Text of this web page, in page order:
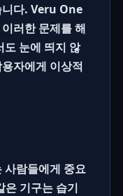
니다. Veru One
러한 문제를 해
도 눈에 띄지 않
자에게 이상적
사람들에게 중요
은 기구는 습기